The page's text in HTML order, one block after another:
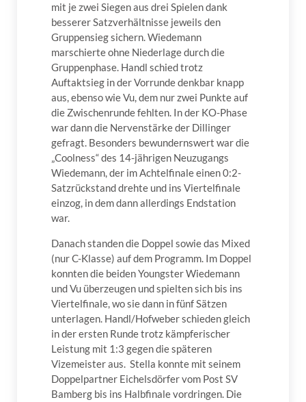
mit je zwei Siegen aus drei Spielen dank
besserer Satzverhältnisse jeweils den
Gruppensieg sichern. Wiedemann
marschierte ohne Niederlage durch die
Gruppenphase. Handl schied trotz
Auftaktsieg in der Vorrunde denkbar knapp
aus, ebenso wie Vu, dem nur zwei Punkte auf
die Zwischenrunde fehlten. In der KO-Phase
war dann die Nervenstärke der Dillinger
gefragt. Besonders bewundernswert war die
„Coolness“ des 14-jährigen Neuzugangs
Wiedemann, der im Achtelfinale einen 0:2-
Satzrückstand drehte und ins Viertelfinale
einzog, in dem dann allerdings Endstation
war.
Danach standen die Doppel sowie das Mixed
(nur C-Klasse) auf dem Programm. Im Doppel
konnten die beiden Youngster Wiedemann
und Vu überzeugen und spielten sich bis ins
Viertelfinale, wo sie dann in fünf Sätzen
unterlagen. Handl/Hofweber schieden gleich
in der ersten Runde trotz kämpferischer
Leistung mit 1:3 gegen die späteren
Vizemeister aus. Stella konnte mit seinem
Doppelpartner Eichelsdörfer vom Post SV
Bamberg bis ins Halbfinale vordringen. Die